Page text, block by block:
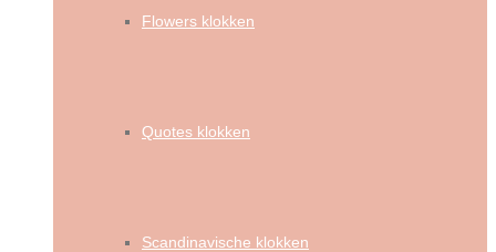
Flowers klokken
Quotes klokken
Scandinavische klokken